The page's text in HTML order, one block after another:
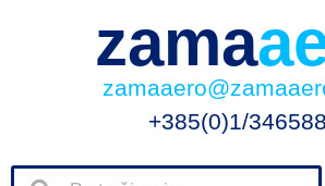
zama
+385(0)1/